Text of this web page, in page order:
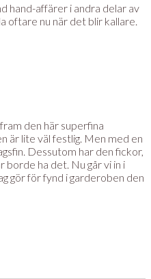
hand-affärer i andra delar av
oftare nu när det blir kallare.
den här superfina
är lite väl festlig. Men med en
Dessutom har den fickor,
borde ha det. Nu går vi in i
gör för fynd i garderoben den